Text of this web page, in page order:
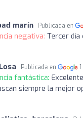
marín Publicada en
negativa: Tercer
Publicada en
fantástica:
siempre la mejor